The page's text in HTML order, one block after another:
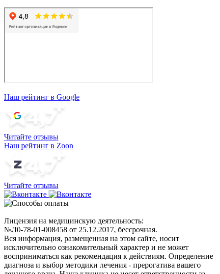
Наш рейтинг в Google
Читайте отзывы
Наш рейтинг в Zoon
Читайте отзывы
Лицензия на медицинскую деятельность:
№Л0-78-01-008458 от 25.12.2017, бессрочная.
Вся информация, размещенная на этом сайте, носит
исключительно ознакомительный характер и не может
восприниматься как рекомендация к действиям. Определение
диагноза и выбор методики лечения - прерогатива вашего